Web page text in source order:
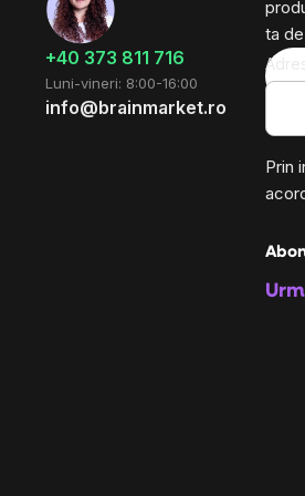
+40 373 811 716
Luni-vineri: 8:00-16:00
info@brainmarket.ro
ta
Prin